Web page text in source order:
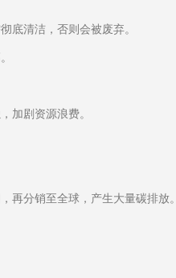
底清洁，否则会被废弃。
加剧资源浪费。
再分销至全球，产生大量碳排放。